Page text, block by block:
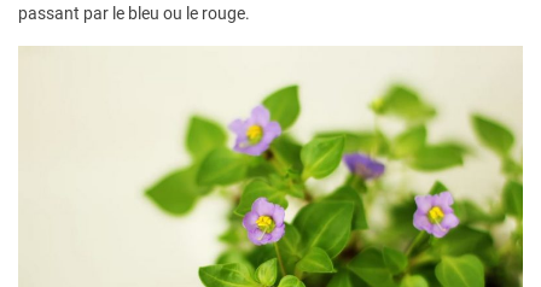
passant par le bleu ou le rouge.